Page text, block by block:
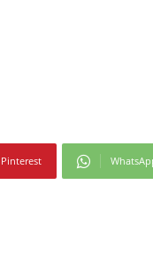
Pinterest